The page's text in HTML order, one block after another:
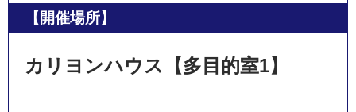
【開催場所】
カリヨンハウス【多目的室1】